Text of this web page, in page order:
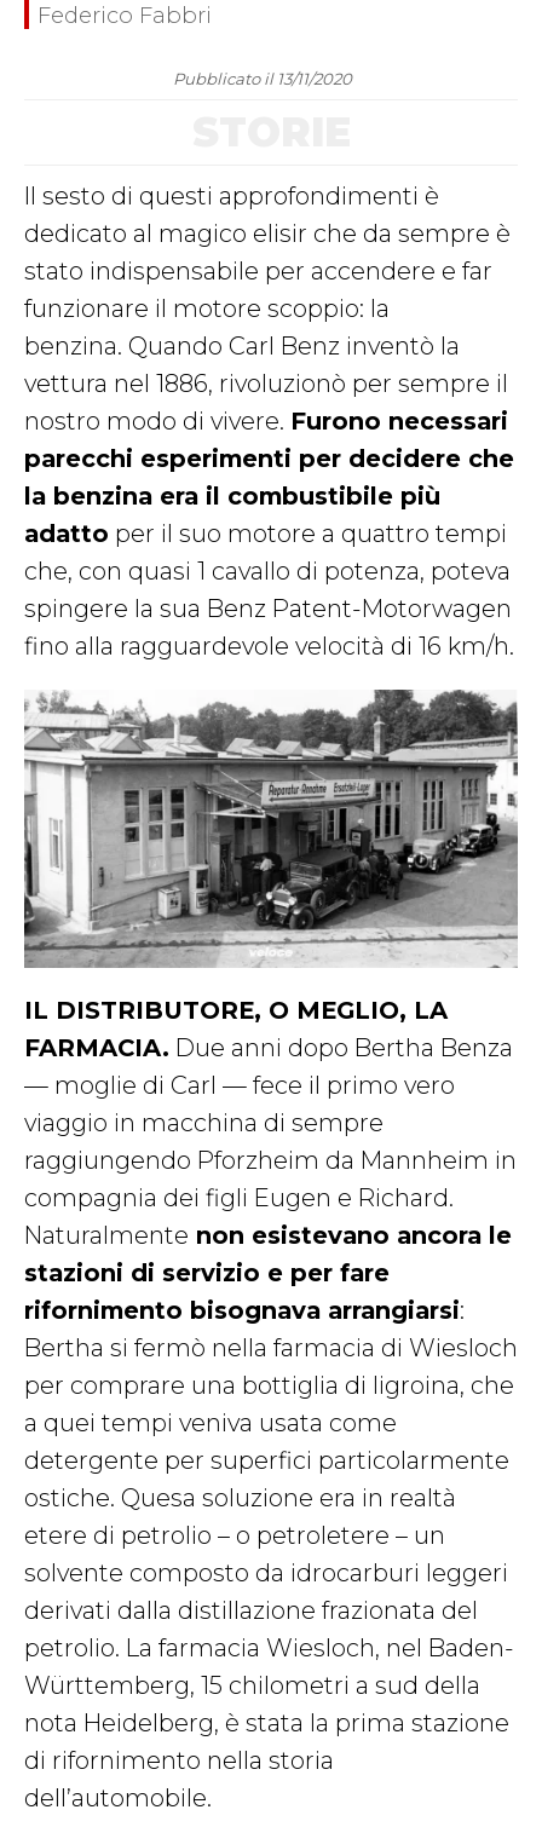
Federico Fabbri
Pubblicato il 13/11/2020
Il sesto di questi approfondimenti è
dedicato al magico elisir che da sempre è
stato indispensabile per accendere e far
funzionare il motore scoppio: la
benzina. Quando Carl Benz inventò la
vettura nel 1886, rivoluzionò per sempre il
nostro modo di vivere. Furono necessari
parecchi esperimenti per decidere che
la benzina era il combustibile più
adatto per il suo motore a quattro tempi
che, con quasi 1 cavallo di potenza, poteva
spingere la sua Benz Patent-Motorwagen
fino alla ragguardevole velocità di 16 km/h.
IL DISTRIBUTORE, O MEGLIO, LA
FARMACIA. Due anni dopo Bertha Benza
— moglie di Carl — fece il primo vero
viaggio in macchina di sempre
raggiungendo Pforzheim da Mannheim in
compagnia dei figli Eugen e Richard.
Naturalmente non esistevano ancora le
stazioni di servizio e per fare
rifornimento bisognava arrangiarsi:
Bertha si fermò nella farmacia di Wiesloch
per comprare una bottiglia di ligroina, che
a quei tempi veniva usata come
detergente per superfici particolarmente
ostiche. Quesa soluzione era in realtà
etere di petrolio – o petroletere – un
solvente composto da idrocarburi leggeri
derivati dalla distillazione frazionata del
petrolio. La farmacia Wiesloch, nel Baden-
Württemberg, 15 chilometri a sud della
nota Heidelberg, è stata la prima stazione
di rifornimento nella storia
dell’automobile.